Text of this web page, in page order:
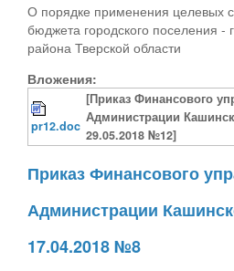
О порядке применения целевых
бюджета городского поселения -
района Тверской области
Вложения:
pr12.doc
[Приказ Финансового
Администрации
29.05.2018 №12]
Приказ Финансового
Администрации
17.04.2018 №8